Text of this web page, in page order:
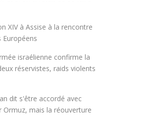
XIV à Assise à la rencontre
Européens
israélienne confirme la
réservistes, raids violents
dit s'être accordé avec
Ormuz, mais la réouverture